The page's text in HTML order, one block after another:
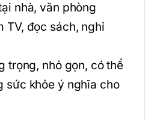
nhà, văn phòng
TV, đọc sách, nghỉ
trọng, nhỏ gọn, có thể
sức khỏe ý nghĩa cho